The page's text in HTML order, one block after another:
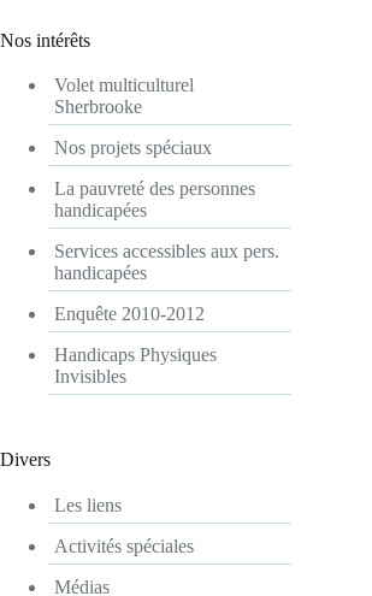
Nos intérêts
Volet multiculturel
Sherbrooke
Nos projets spéciaux
La pauvreté des personnes
handicapées
Services accessibles aux pers.
handicapées
Enquête 2010-2012
Handicaps Physiques
Invisibles
Divers
Les liens
Activités spéciales
Médias